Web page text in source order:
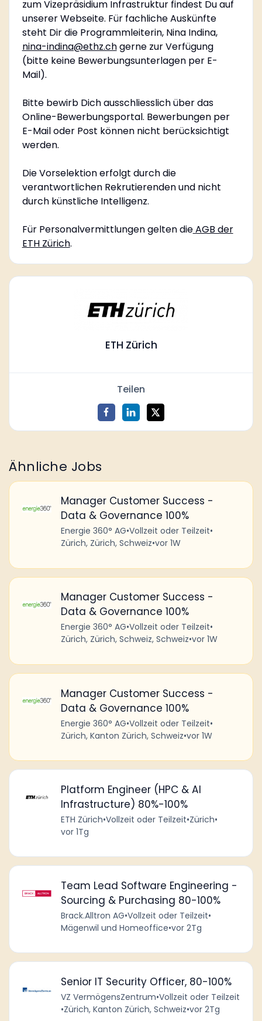
zum Vizepräsidium Infrastruktur findest Du auf
unserer Webseite. Für fachliche Auskünfte
steht Dir die Programmleiterin, Nina Indina,
nina-indina@ethz.chgerne zur Verfügung
(bitte keine Bewerbungsunterlagen per E-
Mail).
Bitte bewirb Dich ausschliesslich über das
Online-Bewerbungsportal. Bewerbungen per
E-Mail oder Post können nicht berücksichtigt
werden.
Die Vorselektion erfolgt durch die
verantwortlichen Rekrutierenden und nicht
durch künstliche Intelligenz.
Für Personalvermittlungen gelten dieAGB der
ETH Zürich.
ETH Zürich
Teilen
Ähnliche Jobs
Manager Customer Success -
Data & Governance 100%
Energie 360° AG•Vollzeit oder Teilzeit•
Zürich, Zürich, Schweiz•vor 1W
Manager Customer Success -
Data & Governance 100%
Energie 360° AG•Vollzeit oder Teilzeit•
Zürich, Zürich, Schweiz, Schweiz•vor 1W
Manager Customer Success -
Data & Governance 100%
Energie 360° AG•Vollzeit oder Teilzeit•
Zürich, Kanton Zürich, Schweiz•vor 1W
Platform Engineer (HPC & AI
Infrastructure) 80%-100%
ETH Zürich•Vollzeit oder Teilzeit•Zürich•
vor 1Tg
Team Lead Software Engineering -
Sourcing & Purchasing 80-100%
Brack.Alltron AG•Vollzeit oder Teilzeit•
Mägenwil und Homeoffice•vor 2Tg
Senior IT Security Officer, 80-100%
VZ VermögensZentrum•Vollzeit oder Teilzeit
•Zürich, Kanton Zürich, Schweiz•vor 2Tg